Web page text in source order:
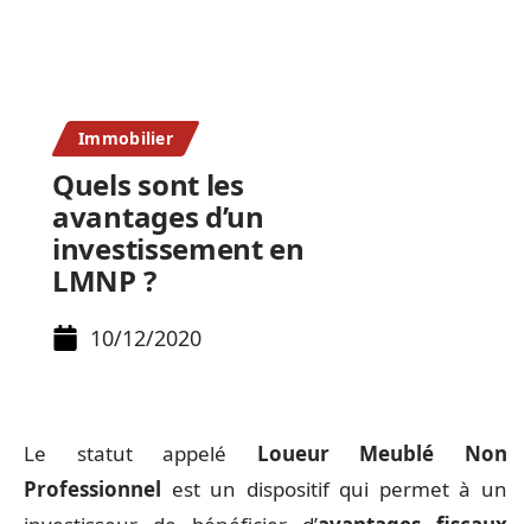
Immobilier
Quels sont les
avantages d’un
investissement en
LMNP ?
10/12/2020
Le statut appelé Loueur Meublé Non
Professionnel est un dispositif qui permet à un